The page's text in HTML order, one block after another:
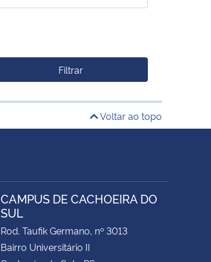
Filtrar
Voltar ao topo
CAMPUS DE CACHOEIRA DO
SUL
Rod. Taufik Germano, nº 3013
Bairro Universitário II